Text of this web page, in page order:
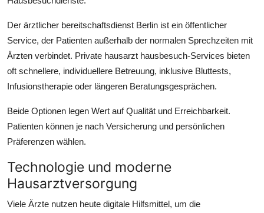
Der ärztlicher bereitschaftsdienst Berlin ist ein öffentlicher
Service, der Patienten außerhalb der normalen Sprechzeiten mit
Ärzten verbindet. Private hausarzt hausbesuch-Services bieten
oft schnellere, individuellere Betreuung, inklusive Bluttests,
Infusionstherapie oder längeren Beratungsgesprächen.
Beide Optionen legen Wert auf Qualität und Erreichbarkeit.
Patienten können je nach Versicherung und persönlichen
Präferenzen wählen.
Technologie und moderne
Hausarztversorgung
Viele Ärzte nutzen heute digitale Hilfsmittel, um die